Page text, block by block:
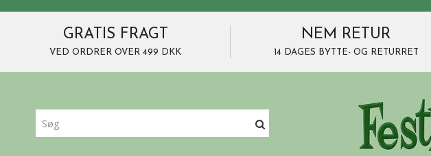
GRATIS FRAGT
VED ORDRER OVER 499 DKK
NEM RETUR
14 DAGES BYTTE- OG RETURRET